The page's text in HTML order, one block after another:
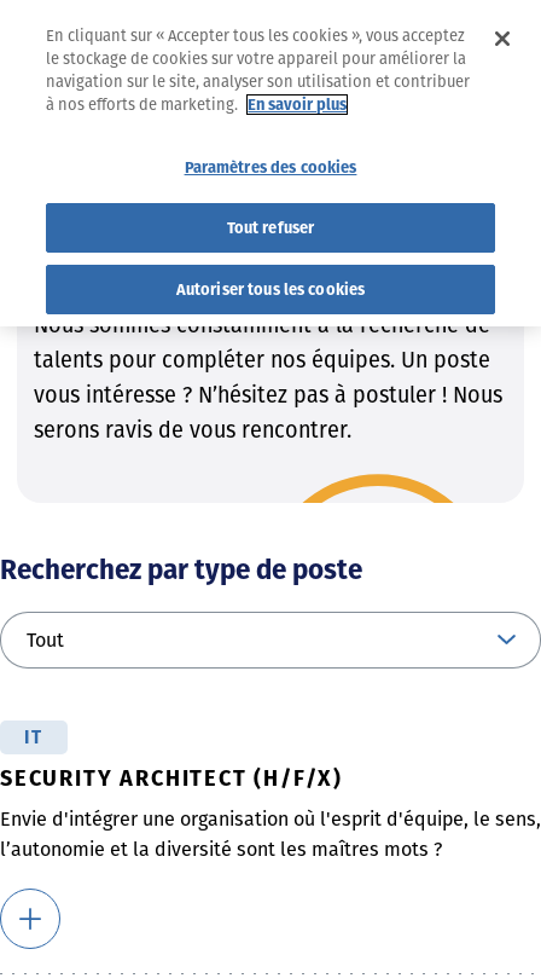
Trouvez le job qui VOUS convient !
Trouvez le job qui VOUS
convient !
Nous sommes constamment à la recherche de
talents pour compléter nos équipes. Un poste
vous intéresse ? N’hésitez pas à postuler ! Nous
serons ravis de vous rencontrer.
Recherchez par type de poste
IT
SECURITY ARCHITECT (H/F/X)
Envie d'intégrer une organisation où l'esprit d'équipe, le sens,
l’autonomie et la diversité sont les maîtres mots ?
En cliquant sur « Accepter tous les cookies », vous acceptez
le stockage de cookies sur votre appareil pour améliorer la
navigation sur le site, analyser son utilisation et contribuer
à nos efforts de marketing. En savoir plus
Paramètres des cookies
Tout refuser
Autoriser tous les cookies